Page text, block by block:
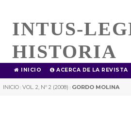
INTUS-
HISTORIA
INICIO ACERCA DE LA REVISTA
INICIO | VOL. 2, Nº 2 (2008) | GORDO MOLINA